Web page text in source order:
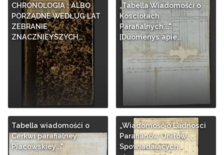
CHRONOLOGIA : ALBO
PORZĄDNE WEDŁUG LAT
ZEBRANIE
ZNACZNIEYSZYCH…
„Tabella Wiadomośći o
Kosciołach
Parafialnych...".
[Duomenys apie…
Tabella wiadomośći o
Cerkwi parafialney
Piacowskiey..."
„Wiadomość o Ludnosci
Parafianów Unitów
Spowiadaiących